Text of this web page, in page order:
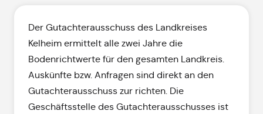
Der Gutachterausschuss des Landkreises
Kelheim ermittelt alle zwei Jahre die
Bodenrichtwerte für den gesamten Landkreis.
Auskünfte bzw. Anfragen sind direkt an den
Gutachterausschuss zur richten. Die
Geschäftsstelle des Gutachterausschusses ist